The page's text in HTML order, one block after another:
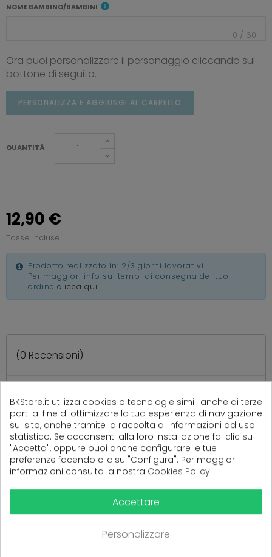
NOME BAMBINO/BAMBINI info
0 / 60
Ora puoi personalizzare il personaggio cliccando sul
bottone di seguito.
PERSONALIZZA E AGGIUNGI AL CARRELLO
QUANTITÀ
12,90 €
Tasse incluse
Prodotto realizzato in: 2/3 giorni lavorativi
Per maggiori info sui tempi di consegna del tuo
ordine clicca qui.
(0 Recensioni)
Ancora nessuna recensione da parte degli utenti.
PRODOTTI CORRELATI
( 16 altri prodotti nella stessa categoria )
BKStore.it utilizza cookies o tecnologie simili anche di terze
parti al fine di ottimizzare la tua esperienza di navigazione
sul sito, anche tramite la raccolta di informazioni ad uso
statistico. Se acconsenti alla loro installazione fai clic su
"Accetta", oppure puoi anche configurare le tue
preferenze facendo clic su "Configura". Per maggiori
informazioni consulta la nostra Cookies Policy.
Accettare
Personalizzare